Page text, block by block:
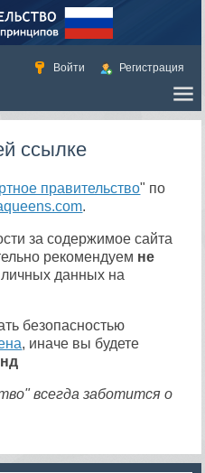
Войти Регистрация
ссылке
правительство" по
.
за содержимое сайта
рекомендуем не
личных данных на
безопасностью
, иначе вы будете
всегда заботится о